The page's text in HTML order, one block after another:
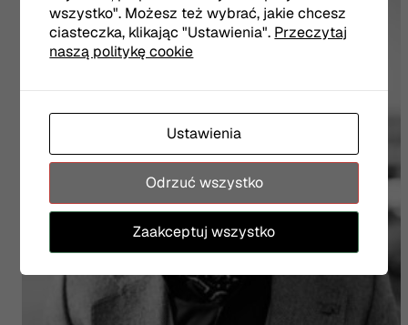
wszystko". Możesz też wybrać, jakie chcesz
ciasteczka, klikając "Ustawienia". Przeczytaj
naszą politykę cookie
Ustawienia
Odrzuć wszystko
Zaakceptuj wszystko